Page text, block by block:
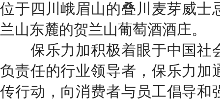
位于四川峨眉山的叠川麦芽威士
兰山东麓的贺兰山葡萄酒酒庄。
保乐力加积极着眼于中国社
负责任的行业领导者，保乐力加
传行动，向消费者与员工倡导和